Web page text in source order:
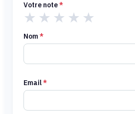
Votre note*
★ ★ ★ ★ ★
Nom*
Email*